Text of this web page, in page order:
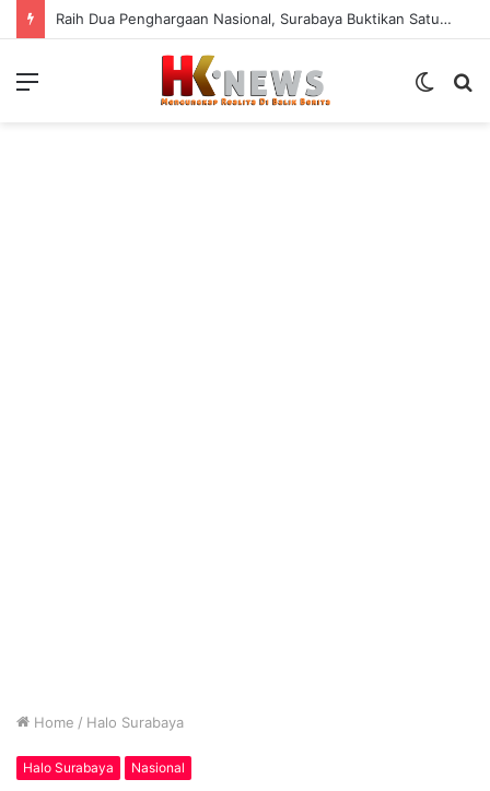
Raih Dua Penghargaan Nasional, Surabaya Buktikan Satu Data NIK Pacu Pertumbuhan Ekonomi
Menu
Switch
Home / Halo Surabaya
Halo Surabaya Nasional